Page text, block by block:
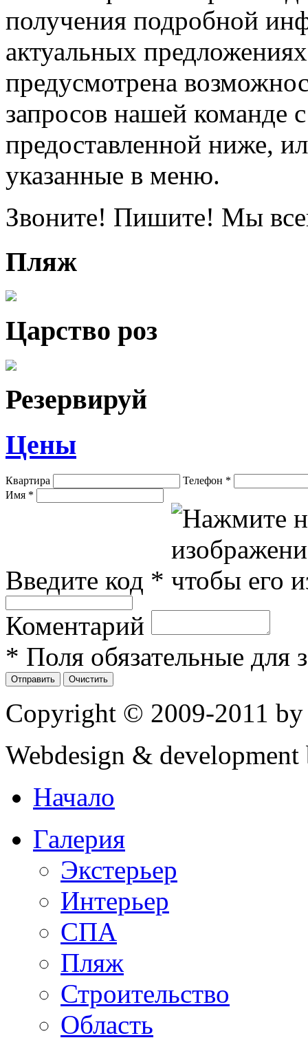
получения подробной
актуальных
предусмотрена
запросов нашей
предоставленной ниже,
указанные в меню.
Звоните! Пишите! Мы
Пляж
Царство роз
Резервируй
Цены
Квартира Телефон *
Имя *
Введите код *
Коментарий
* Поля обязательные для
Copyright © 2009-2011 by
Webdesign &
Начало
Галерия
Экстерьер
Интерьер
СПА
Пляж
Строительство
Область